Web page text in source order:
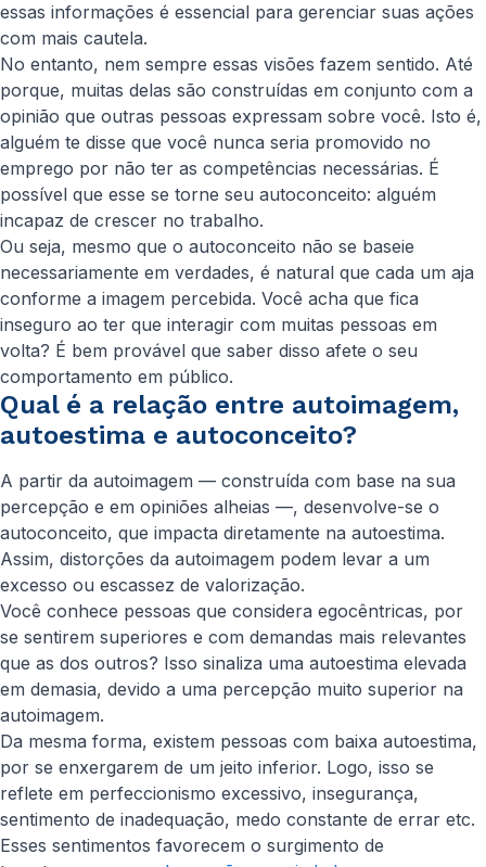
essas informações é essencial para gerenciar suas ações
com mais cautela.
No entanto, nem sempre essas visões fazem sentido. Até
porque, muitas delas são construídas em conjunto com a
opinião que outras pessoas expressam sobre você. Isto é,
alguém te disse que você nunca seria promovido no
emprego por não ter as competências necessárias. É
possível que esse se torne seu autoconceito: alguém
incapaz de crescer no trabalho.
Ou seja, mesmo que o autoconceito não se baseie
necessariamente em verdades, é natural que cada um aja
conforme a imagem percebida. Você acha que fica
inseguro ao ter que interagir com muitas pessoas em
volta? É bem provável que saber disso afete o seu
comportamento em público.
Qual é a relação entre autoimagem,
autoestima e autoconceito?
A partir da autoimagem — construída com base na sua
percepção e em opiniões alheias —, desenvolve-se o
autoconceito, que impacta diretamente na autoestima.
Assim, distorções da autoimagem podem levar a um
excesso ou escassez de valorização.
Você conhece pessoas que considera egocêntricas, por
se sentirem superiores e com demandas mais relevantes
que as dos outros? Isso sinaliza uma autoestima elevada
em demasia, devido a uma percepção muito superior na
autoimagem.
Da mesma forma, existem pessoas com baixa autoestima,
por se enxergarem de um jeito inferior. Logo, isso se
reflete em perfeccionismo excessivo, insegurança,
sentimento de inadequação, medo constante de errar etc.
Esses sentimentos favorecem o surgimento de